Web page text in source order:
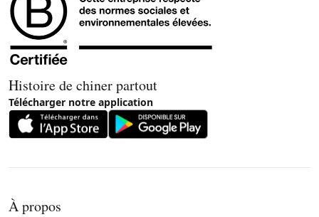
Histoire de chiner partout
Télécharger notre application
À propos